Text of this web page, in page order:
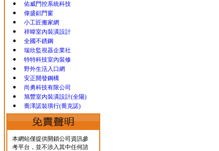
佑威門控系統科技
偉盛鋁門窗
小工匠搬家網
祥暐室內裝潢設計
全國不銹鋼
瑞欣監視器企業社
特特科技室內裝修
野外生活入口網
安正開發鋼構
尚勇科技有限公司
旭豐室內裝潢設計(全陽)
喬澤諾裝璜行(喬克諾)
本網站僅提供開鎖公司資訊參
考平台，並不涉入其中任何諮